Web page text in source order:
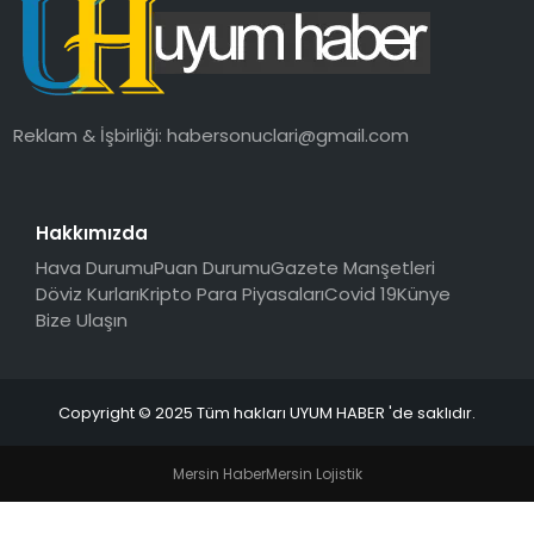
SAĞLIK
MAGAZIN
Reklam & İşbirliği:habersonuclari@gmail.com
Hakkımızda
Hava DurumuPuan DurumuGazete Manşetleri
Döviz KurlarıKripto Para PiyasalarıCovid 19Künye
Bize Ulaşın
Copyright © 2025 Tüm hakları UYUM HABER 'de saklıdır.
Mersin HaberMersin Lojistik